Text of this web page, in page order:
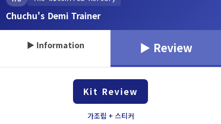
Chuchu's Demi Trainer
▶ Information ▶ Review
Kit Review
가조립 + 스티커